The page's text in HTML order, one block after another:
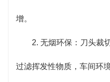
增。
2. 无烟环保：刀头裁
过滤挥发性物质，车间环